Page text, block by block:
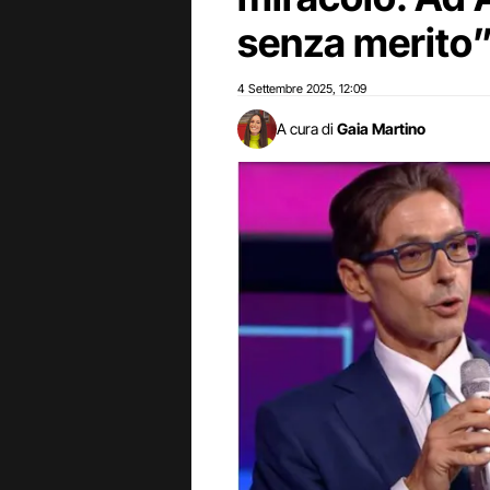
senza
4 Settembre 2025 12:09
A cura di Gaia Martino